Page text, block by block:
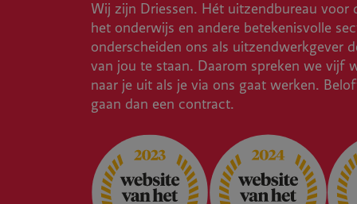
Wij zijn Driessen. Hét uitzendbureau voor
het onderwijs en andere betekenisvolle
onderscheiden ons als uitzendwerkgever
van jou te staan. Daarom spreken we vijf
naar je uit als je via ons gaat werken.
gaan dan een contract.